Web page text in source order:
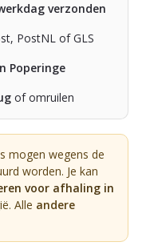
verzonden
PostNL of GLS
Poperinge
of omruilen
mogen wegens de
worden. Je kan
voor afhaling in
Alle andere